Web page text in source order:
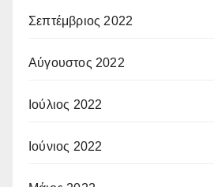
Σεπτέμβριος 2022
Αύγουστος 2022
Ιούλιος 2022
Ιούνιος 2022